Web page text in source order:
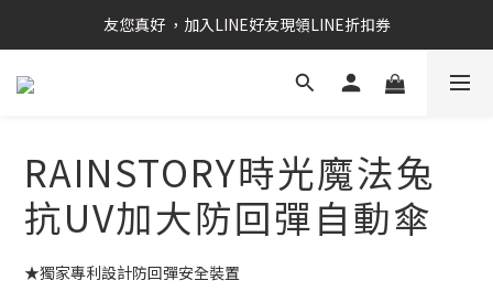
RAINSTORY會員招募中   加入會員即贈送購物金50元
友您真好 ，加入LINE好友現領LINE折扣券
RAINSTORY會員招募中   加入會員即贈送購物金50元
RAINSTORY時光魔法兔
抗UV加大防回彈自動傘
★獨家專利設計防回彈安全裝置